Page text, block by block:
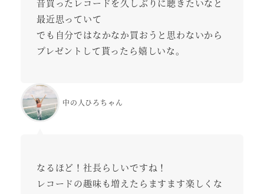
最近思っていて
でも自分ではなかなか買おうと思わないから
プレゼントして貰ったら嬉しいな。
中の人ひろちゃん
なるほど！社長らしいですね！
レコードの趣味も増えたらますます楽しくな